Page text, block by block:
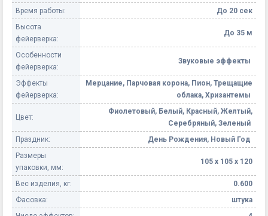
Время работы:
До 20 сек
Высота
фейерверка:
До 35 м
Особенности
фейерверка:
Звуковые эффекты
Эффекты
фейерверка:
Мерцание, Парчовая корона, Пион, Трещащие
облака, Хризантемы
Цвет:
Фиолетовый, Белый, Красный, Желтый,
Серебряный, Зеленый
Праздник:
День Рождения, Новый Год
Размеры
упаковки, мм:
105 х 105 х 120
Вес изделия, кг:
0.600
Фасовка:
штука